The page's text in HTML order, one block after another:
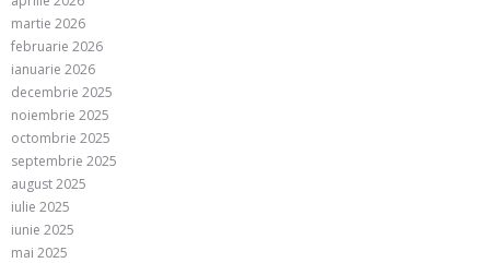
martie 2026
februarie 2026
ianuarie 2026
decembrie 2025
noiembrie 2025
octombrie 2025
septembrie 2025
august 2025
iulie 2025
iunie 2025
mai 2025